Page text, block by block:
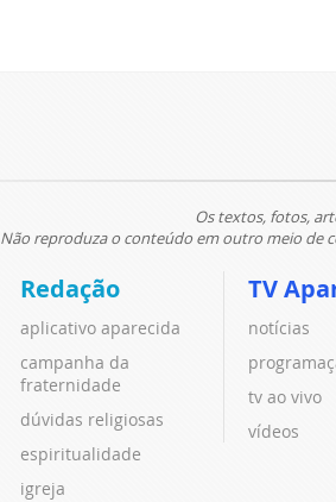
Os textos, fotos,
Não reproduza o conteúdo em outro meio de
Redação
aplicativo aparecida
campanha da
fraternidade
dúvidas religiosas
espiritualidade
igreja
TV
notícias
tv ao vivo
vídeos